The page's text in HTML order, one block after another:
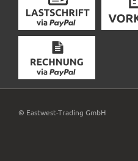
© Eastwest-Trading GmbH